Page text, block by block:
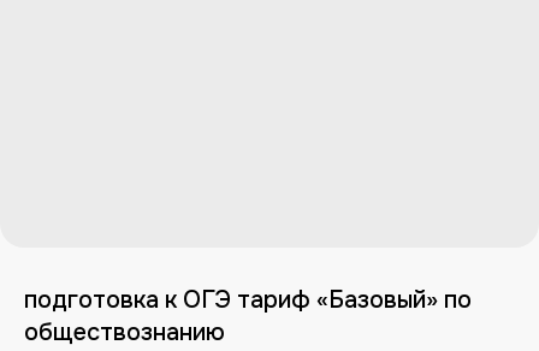
подготовка к ОГЭ тариф «Базовый» по
обществознанию